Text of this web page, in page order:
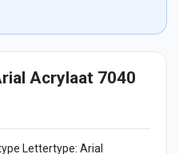
Acrylaat 7040
Lettertype: Arial